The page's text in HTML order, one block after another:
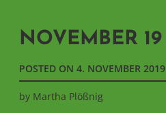
NOVEMBER 19
POSTED ON 4. NOVEMBER 2019
by Martha Plößnig